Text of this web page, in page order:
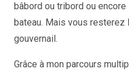
bâbord ou tribord ou
bateau. Mais vous resterez
gouvernail.
Grâce à mon parcours